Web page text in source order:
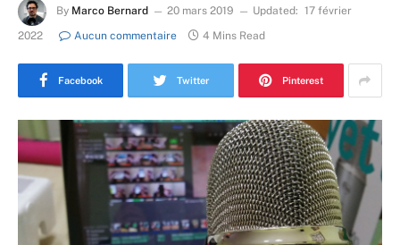
By Marco Bernard 20 mars 2019 Updated: 17 février
2022
Aucun commentaire 4 Mins Read
Facebook Twitter Pinterest